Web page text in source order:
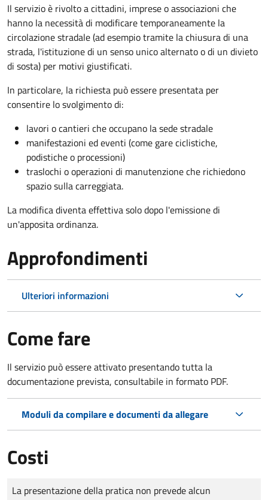
Il servizio è rivolto a cittadini, imprese o associazioni che
hanno la necessità di modificare temporaneamente la
circolazione stradale (ad esempio tramite la chiusura di una
strada, l'istituzione di un senso unico alternato o di un divieto
di sosta) per motivi giustificati.
In particolare, la richiesta può essere presentata per
consentire lo svolgimento di:
lavori o cantieri che occupano la sede stradale
manifestazioni ed eventi (come gare ciclistiche,
podistiche o processioni)
traslochi o operazioni di manutenzione che richiedono
spazio sulla carreggiata.
La modifica diventa effettiva solo dopo l'emissione di
un'apposita ordinanza.
Approfondimenti
Ulteriori informazioni
Come fare
Il servizio può essere attivato presentando tutta la
documentazione prevista, consultabile in formato PDF.
Moduli da compilare e documenti da allegare
Costi
Tipo di pagamento
Importo
La presentazione della pratica non prevede alcun